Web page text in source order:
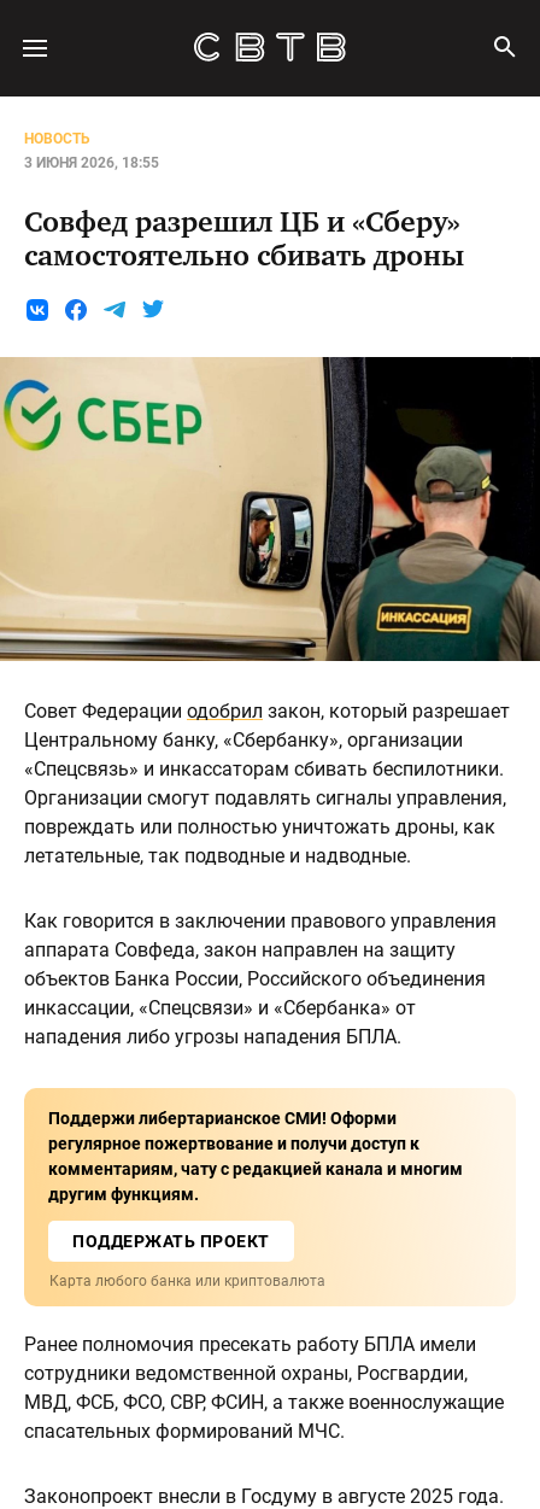
НОВОСТЬ
3 ИЮНЯ 2026, 18:55
Совфед разрешил ЦБ и «Сберу»
самостоятельно сбивать дроны
Совет Федерации одобрил закон, который разрешает
Центральному банку, «Сбербанку», организации
«Спецсвязь» и инкассаторам сбивать беспилотники.
Организации смогут подавлять сигналы управления,
повреждать или полностью уничтожать дроны, как
летательные, так подводные и надводные.
Как говорится в заключении правового управления
аппарата Совфеда, закон направлен на защиту
объектов Банка России, Российского объединения
инкассации, «Спецсвязи» и «Сбербанка» от
нападения либо угрозы нападения БПЛА.
Поддержи либертарианское СМИ! Оформи
регулярное пожертвование и получи доступ к
комментариям, чату с редакцией канала и многим
другим функциям.
ПОДДЕРЖАТЬ ПРОЕКТ
Карта любого банка или криптовалюта
Ранее полномочия пресекать работу БПЛА имели
сотрудники ведомственной охраны, Росгвардии,
МВД, ФСБ, ФСО, СВР, ФСИН, а также военнослужащие
спасательных формирований МЧС.
Законопроект внесли в Госдуму в августе 2025 года.